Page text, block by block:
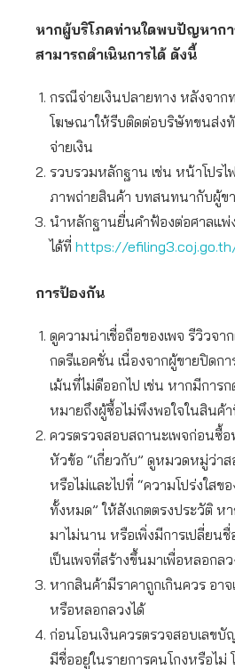
หากผู้บริโภคท่านใดพบปัญหาก
สามารถดำเนินการได้ ดังนี้
กรณีจ่ายเงินปลายทาง หลังจาก
โฆษณาให้รีบติดต่อบริษัทขนส่งทั
จ่ายเงิน
รวบรวมหลักฐาน เช่น หน้าโปรไ
ภาพถ่ายสินค้า บทสนทนากับผู้ข
นำหลักฐานยื่นคำฟ้องต่อศาลแพ่
ได้ที่ https://
การป้องกัน
ดูความน่าเชื่อถือของเพจ รีวิวจ
กดรีแอคชั่น เนื่องจากผู้ขายปิดก
เม้นที่ไม่ดีออกไป เช่น หากมีการ
หมายถึงผู้ซื้อไม่พึงพอใจในสินค้า
ควรตรวจสอบสถานะเพจก่อนซื้อ
หัวข้อ “เกี่ยวกับ” ดูหมวดหมู่ว่า
หรือไม่และไปที่ “ความโปร่งใสขอ
ทั้งหมด” ให้สังเกตตรงประวัติ ห
มาไม่นาน หรือเพิ่งมีการเปลี่ยน
เป็นเพจที่สร้างขึ้นมาเพื่อหลอกลว
หากสินค้ามีราคาถูกเกินควร อาจ
หรือหลอกลวงได้
ก่อนโอนเงินควรตรวจสอบเลข
มีชื่ออยู่ในรายการคนโกงหรือไม่